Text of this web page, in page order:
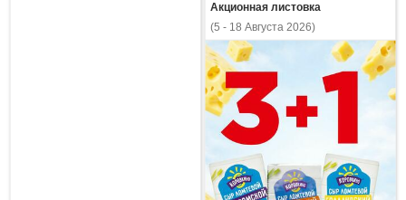
Акционная листовка
(5 - 18 Августа 2026)